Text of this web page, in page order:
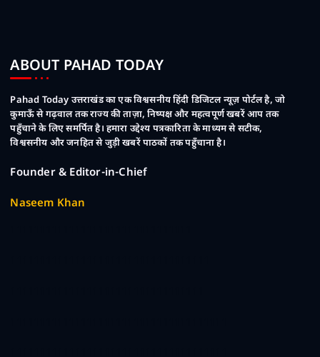
ABOUT PAHAD TODAY
Pahad Today उत्तराखंड का एक विश्वसनीय हिंदी डिजिटल न्यूज़ पोर्टल है, जो
कुमाऊँ से गढ़वाल तक राज्य की ताज़ा, निष्पक्ष और महत्वपूर्ण खबरें आप तक
पहुँचाने के लिए समर्पित है। हमारा उद्देश्य पत्रकारिता के माध्यम से सटीक,
विश्वसनीय और जनहित से जुड़ी खबरें पाठकों तक पहुँचाना है।
Founder & Editor-in-Chief
Naseem Khan